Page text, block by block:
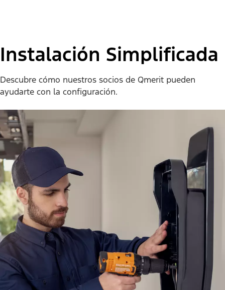
Instalación Simplificada
Descubre cómo nuestros socios de Qmerit pueden
ayudarte con la configuración.